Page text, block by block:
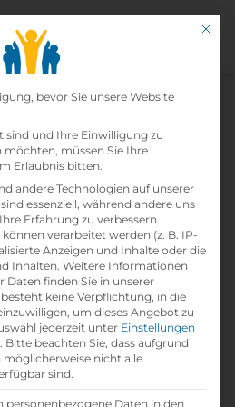
Die Basis für
Allgemein
Mit
Datenschutz-
bevor Sie unsere Website
sind und Ihre Einwilligung zu
möchten, müssen Sie Ihre
Erlaubnis bitten.
andere Technologien auf unserer
essenziell, während andere uns
Erfahrung zu verbessern.
verarbeitet werden (z. B. IP-
Anzeigen und Inhalte oder die
Inhalten. Weitere Informationen
Daten finden Sie in unserer
besteht keine Verpflichtung, in die
um dieses Angebot zu
jederzeit unter Einstellungen
Bitte beachten Sie, dass aufgrund
nicht alle
sind.
personenbezogene Daten in den